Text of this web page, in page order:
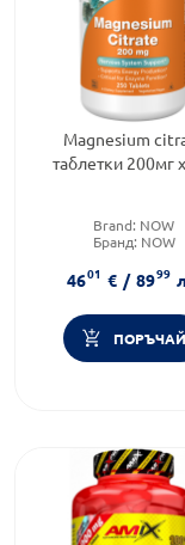
Magnesium
таблетки 200мг
Brand: NOW
Бранд: NOW
4601 € / 8999
ПОРЪЧАЙ